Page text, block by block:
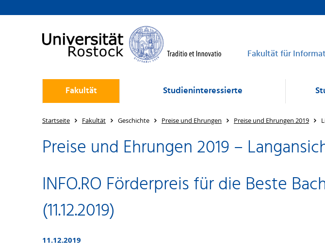
Fakultät für
Fakultät Studieninteressierte
Startseite Fakultät Geschichte Preise und Ehrungen Preise und Ehrungen 2019
Preise und Ehrungen 2019 –
INFO.RO Förderpreis für die Beste
(11.12.2019)
11.12.2019